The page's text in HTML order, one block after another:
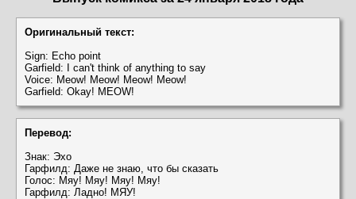
Оригинальный текст:
Sign: Echo point
Garfield: I can't think of anything to say
Voice: Meow! Meow! Meow! Meow!
Garfield: Okay! MEOW!
Перевод:
Знак: Эхо
Гарфилд: Даже не знаю, что бы сказать
Голос: Мяу! Мяу! Мяу! Мяу!
Гарфилд: Ладно! МЯУ!